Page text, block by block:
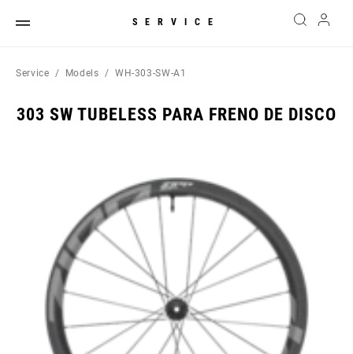
SERVICE
Service Models WH-303-SW-A1
303 SW TUBELESS PARA FRENO DE DISCO